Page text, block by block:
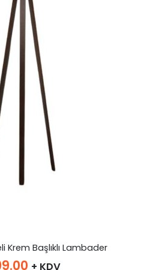
Krem Başlıklı Lambader
Şu
+ KDV